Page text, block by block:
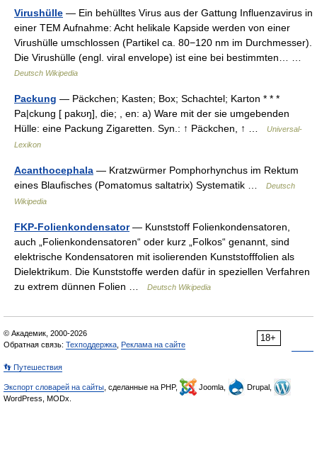
Virushülle — Ein behülltes Virus aus der Gattung Influenzavirus in
einer TEM Aufnahme: Acht helikale Kapside werden von einer
Virushülle umschlossen (Partikel ca. 80−120 nm im Durchmesser).
Die Virushülle (engl. viral envelope) ist eine bei bestimmten… …
Deutsch Wikipedia
Packung — Päckchen; Kasten; Box; Schachtel; Karton * * *
Pa|ckung [ pakʊŋ], die; , en: a) Ware mit der sie umgebenden
Hülle: eine Packung Zigaretten. Syn.: ↑ Päckchen, ↑ …
Universal-
Lexikon
Acanthocephala — Kratzwürmer Pomphorhynchus im Rektum
eines Blaufisches (Pomatomus saltatrix) Systematik …
Deutsch
Wikipedia
FKP-Folienkondensator— Kunststoff Folienkondensatoren,
auch „Folienkondensatoren“ oder kurz „Folkos“ genannt, sind
elektrische Kondensatoren mit isolierenden Kunststofffolien als
Dielektrikum. Die Kunststoffe werden dafür in speziellen Verfahren
zu extrem dünnen Folien …
Deutsch Wikipedia
18+
© Академик, 2000-2026
Обратная связь: Техподдержка Реклама на сайте
👣 Путешествия
Экспорт словарей на сайты , сделанные на PHP, Joomla,
Drupal,
WordPress, MODx.